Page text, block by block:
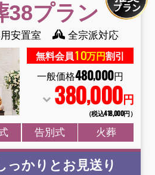
38プラン
安置室 全宗派対応
無料会員10万円割引
一般価格480,000円
380,000円
（税込418,000円）
告別式 火葬
っかりとお見送り